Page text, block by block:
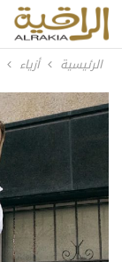
الرئيسية أزياء